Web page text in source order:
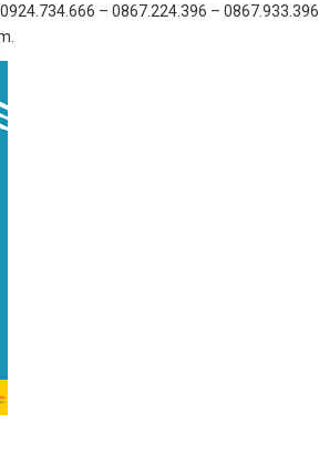
– 0867.224.396 – 0867.933.396